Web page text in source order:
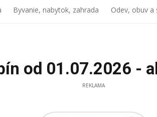
Byvanie, nabytok, zahrada Odev, obuv a
od 01.07.2026 -
REKLAMA